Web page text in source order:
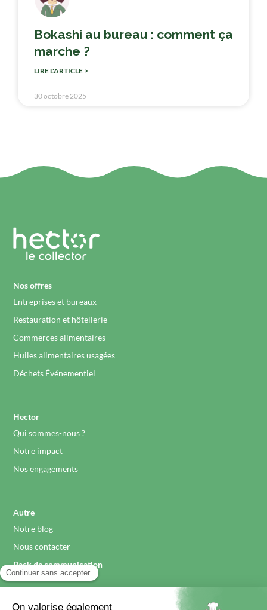
Bokashi au bureau : comment ça
marche ?
LIRE L'ARTICLE >
30 octobre 2025
Nos offres
Entreprises et bureaux
Restauration et hôtellerie
Commerces alimentaires
Huiles alimentaires usagées
Déchets Événementiel
Hector
Qui sommes-nous ?
Notre impact
Nos engagements
Autre
Notre blog
Nous contacter
Pack de communication
Légal